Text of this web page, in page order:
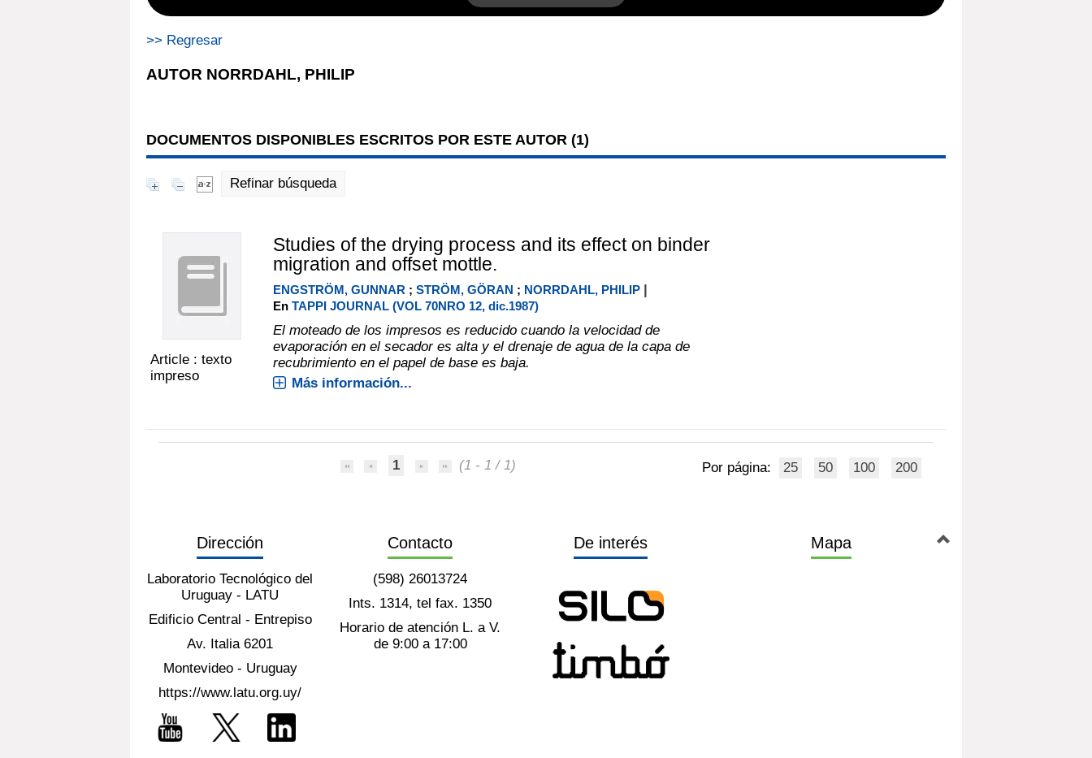
>> Regresar
AUTOR NORRDAHL, PHILIP
DOCUMENTOS DISPONIBLES ESCRITOS POR ESTE AUTOR (1)
Refinar búsqueda
Article : texto
impreso
Studies of the drying process and its effect on binder
migration and offset mottle.
ENGSTRÖM, GUNNAR ; STRÖM, GÖRAN ; NORRDAHL, PHILIP |
En TAPPI JOURNAL (VOL 70NRO 12, dic.1987)
El moteado de los impresos es reducido cuando la velocidad de
evaporación en el secador es alta y el drenaje de agua de la capa de
recubrimiento en el papel de base es baja.
Más información...
1 (1 - 1 / 1) Por página: 25 50 100 200
Dirección
Laboratorio Tecnológico del
Uruguay - LATU
Edificio Central - Entrepiso
Av. Italia 6201
Montevideo - Uruguay
https://www.latu.org.uy/
Contacto
(598) 26013724
Ints. 1314, tel fax. 1350
Horario de atención L. a V.
de 9:00 a 17:00
De interés Mapa